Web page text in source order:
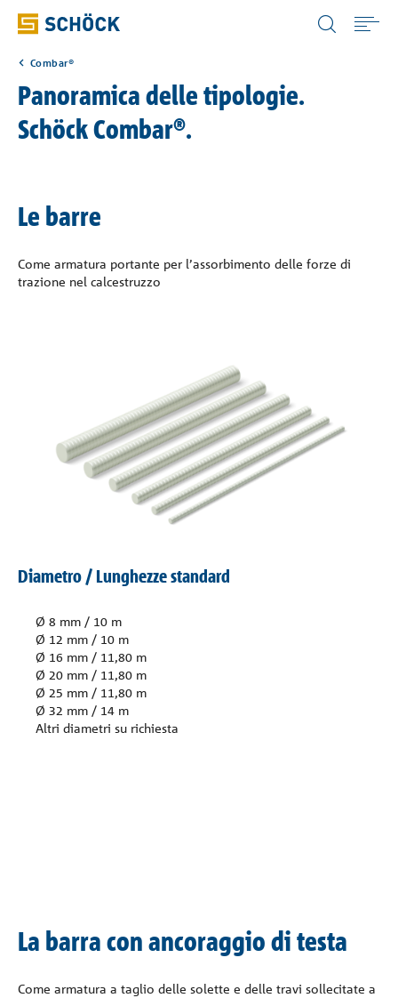
Prodotti
Italy (IT) Italiano
Combar®
Panoramica delle tipologie.
Schöck Combar®.
Le barre
Come armatura portante per l’assorbimento delle forze di
trazione nel calcestruzzo
Diametro / Lunghezze standard
Ø 8 mm / 10 m
Ø 12 mm / 10 m
Ø 16 mm / 11,80 m
Ø 20 mm / 11,80 m
Ø 25 mm / 11,80 m
Ø 32 mm / 14 m
Altri diametri su richiesta
La barra con ancoraggio di testa
Come armatura a taglio delle solette e delle travi sollecitate a